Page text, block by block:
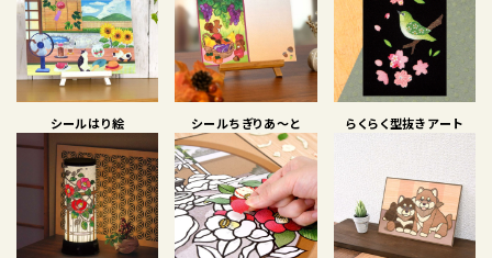
コーポレートサイト
実店舗案内
シールはり絵 シールちぎりあ〜と らくらく型抜きアート